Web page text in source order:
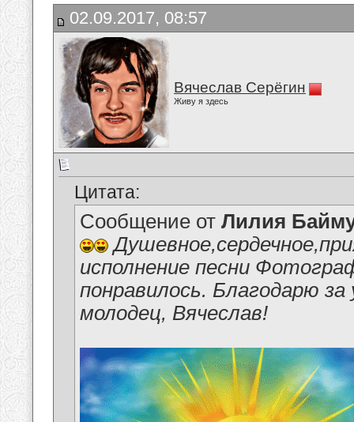
02.09.2017, 08:57
Вячеслав Серёгин
Живу я здесь
Цитата:
Сообщение от Лилия
исполнение песни
понравилось. Благодарю
молодец, Вячеслав!